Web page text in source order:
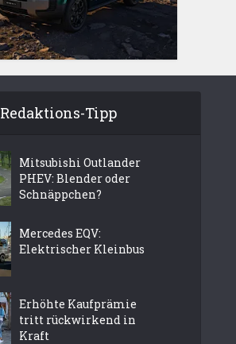
Redaktions-Tipp
Mitsubishi Outlander
PHEV: Blender oder
Schnäppchen?
Mercedes EQV:
Elektrischer Kleinbus
Erhöhte Kaufprämie
tritt rückwirkend in
Kraft